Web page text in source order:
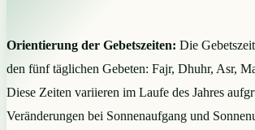
Orientierung der Gebetszeiten: Die
den fünf täglichen Gebeten: Fajr, Dhuhr, Asr,
Diese Zeiten variieren im Laufe des Jahres
Veränderungen bei Sonnenaufgang und